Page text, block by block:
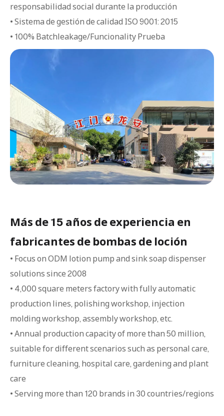
responsabilidad social durante la producción
• Sistema de gestión de calidad ISO 9001: 2015
• 100% Batchleakage/Funcionality Prueba
Más de 15 años de experiencia en
fabricantes de bombas de loción
• Focus on ODM lotion pump and sink soap dispenser
solutions since 2008
• 4,000 square meters factory with fully automatic
production lines, polishing workshop, injection
molding workshop, assembly workshop, etc.
• Annual production capacity of more than 50 million,
suitable for different scenarios such as personal care,
furniture cleaning, hospital care, gardening and plant
care
• Serving more than 120 brands in 30 countries/regions